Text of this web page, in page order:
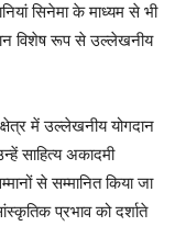
सिनेमा के माध्यम से भी
विशेष रूप से उल्लेखनीय
में उल्लेखनीय योगदान
साहित्य अकादमी
से सम्मानित किया जा
प्रभाव को दर्शाते